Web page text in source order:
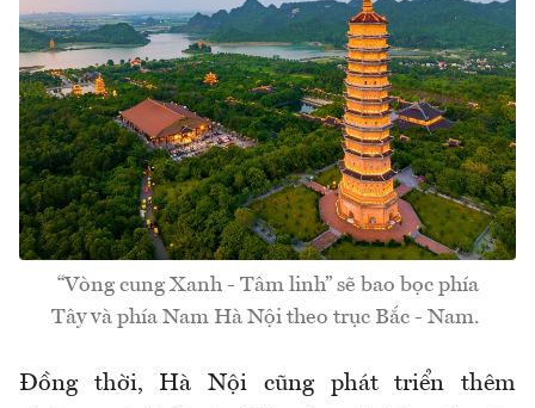
“Vòng cung Xanh - Tâm linh” sẽ bao bọc phía
Tây và phía Nam Hà Nội theo trục Bắc - Nam.
Đồng thời, Hà Nội cũng phát triển thêm